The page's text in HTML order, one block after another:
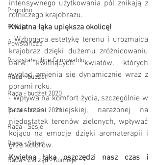
Pogodno
Policja
Powstańcza
Pozostałe ulice Grunwaldu
Rada - budżet
Rada - budżet 2020
Rada - budżet 2021
Rada - Sesje
Rada - Skład
Rada - Zarząd - Komisje
intensywnego użytkowania pól znikają z
rolniczego krajobrazu.
Kwietna łąka upiększa okolicę!
· Wzbogaca estetykę terenu i urozmaica
krajobraz dzięki dużemu zróżnicowaniu
barw kwitnących kwiatów, których
wygląd zmienia się dynamicznie wraz z
porami roku.
· Wpływa na komfort życia, szczególnie w
przestrzeni miejskiej, narażonej na
niedostatek terenów zielonych, wpływać
kojąco na emocje dzięki aromaterapii i
grze kolorów.
Kwietna łąka oszczędzi nasz czas i